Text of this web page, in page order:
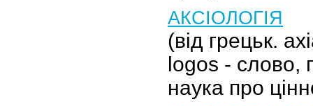
АКСІОЛОГІЯ
(від грецьк.
logos - слово,
наука про